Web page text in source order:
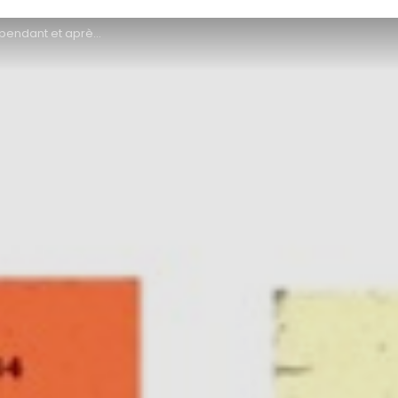
la guerre en Moselle-Est